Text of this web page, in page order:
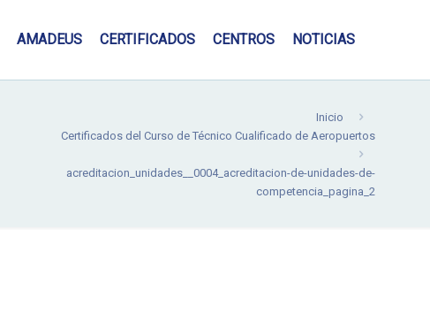
AMADEUS CERTIFICADOS CENTROS NOTICIAS
Inicio
Certificados del Curso de Técnico Cualificado de Aeropuertos
acreditacion_unidades__0004_acreditacion-de-unidades-de-
competencia_pagina_2